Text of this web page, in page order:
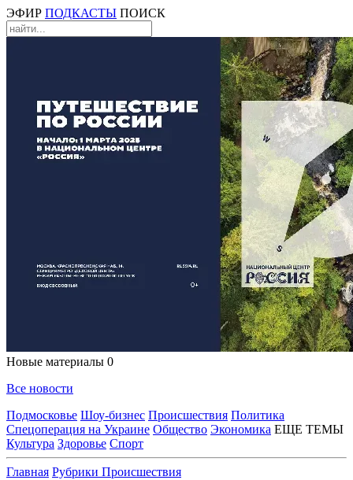
ЭФИР ПОДКАСТЫ ПОИСК
Новые материалы 0
Все новости
Подмосковье Шоу-бизнес Происшествия Политика
Спецоперация на Украине Общество Экономика ЕЩЕ ТЕМЫ
Культура Здоровье Спорт
Главная Рубрики Происшествия